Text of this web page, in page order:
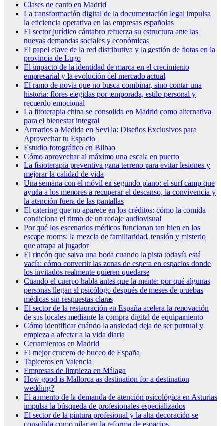
Clases de canto en Madrid
La transformación digital de la documentación legal impulsa
la eficiencia operativa en las empresas españolas
El sector jurídico cántabro refuerza su estructura ante las
nuevas demandas sociales y económicas
El papel clave de la red distributiva y la gestión de flotas en la
provincia de Lugo
El impacto de la identidad de marca en el crecimiento
empresarial y la evolución del mercado actual
El ramo de novia que no busca combinar, sino contar una
historia: flores elegidas por temporada, estilo personal y
recuerdo emocional
La fitoterapia china se consolida en Madrid como alternativa
para el bienestar integral
Armarios a Medida en Sevilla: Diseños Exclusivos para
Aprovechar tu Espacio
Estudio fotográfico en Bilbao
Cómo aprovechar al máximo una escala en puerto
La fisioterapia preventiva gana terreno para evitar lesiones y
mejorar la calidad de vida
Una semana con el móvil en segundo plano: el surf camp que
ayuda a los menores a recuperar el descanso, la convivencia y
la atención fuera de las pantallas
El catering que no aparece en los créditos: cómo la comida
condiciona el ritmo de un rodaje audiovisual
Por qué los escenarios médicos funcionan tan bien en los
escape rooms: la mezcla de familiaridad, tensión y misterio
que atrapa al jugador
El rincón que salva una boda cuando la pista todavía está
vacía: cómo convertir las zonas de espera en espacios donde
los invitados realmente quieren quedarse
Cuando el cuerpo habla antes que la mente: por qué algunas
personas llegan al psicólogo después de meses de pruebas
médicas sin respuestas claras
El sector de la restauración en España acelera la renovación
de sus locales mediante la compra digital de equipamiento
Cómo identificar cuándo la ansiedad deja de ser puntual y
empieza a afectar a la vida diaria
Cerramientos en Madrid
El mejor crucero de buceo de España
Tapiceros en Valencia
Empresas de limpieza en Málaga
How good is Mallorca as destination for a destination
wedding?
El aumento de la demanda de atención psicológica en Asturias
impulsa la búsqueda de profesionales especializados
El sector de la pintura profesional y la alta decoración se
consolida como pilar en la reforma de espacios